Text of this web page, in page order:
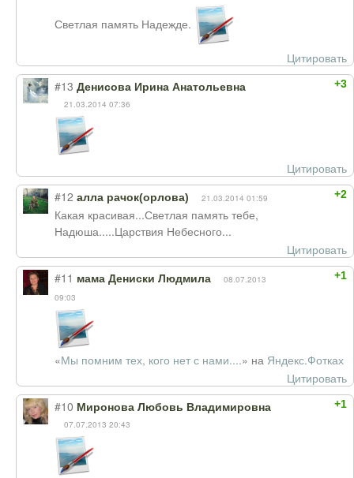
Светлая память Надежде.
Цитировать
+3
#13 Денисова Ирина Анатольевна
21.03.2014 07:36
Цитировать
+2
#12 алла рачок(орлова) 21.03.2014 01:59
Какая красивая...Светлая память тебе,
Надюша.....Царствия Небесного...
Цитировать
+1
#11 мама Дениски Людмила
08.07.2013
09:03
«Мы помним тех, кого нет с нами....» на Яндекс.Фотках
Цитировать
+1
#10 Миронова Любовь Владимировна
07.07.2013 20:43